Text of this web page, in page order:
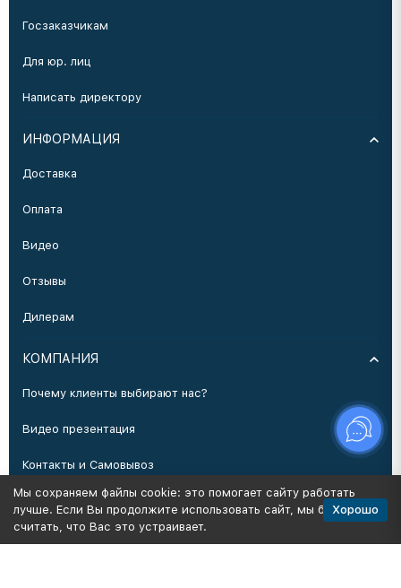
Госзаказчикам
Для юр. лиц
Написать директору
ИНФОРМАЦИЯ
Доставка
Оплата
Видео
Отзывы
Дилерам
КОМПАНИЯ
Почему клиенты выбирают нас?
Видео презентация
Контакты и Самовывоз
Производство
Мы сохраняем файлы cookie: это помогает сайту работать
лучше. Если Вы продолжите использовать сайт, мы будем
считать, что Вас это устраивает.
Хорошо